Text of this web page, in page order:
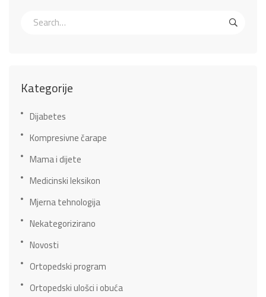
Kategorije
Dijabetes
Kompresivne čarape
Mama i dijete
Medicinski leksikon
Mjerna tehnologija
Nekategorizirano
Novosti
Ortopedski program
Ortopedski ulošci i obuća